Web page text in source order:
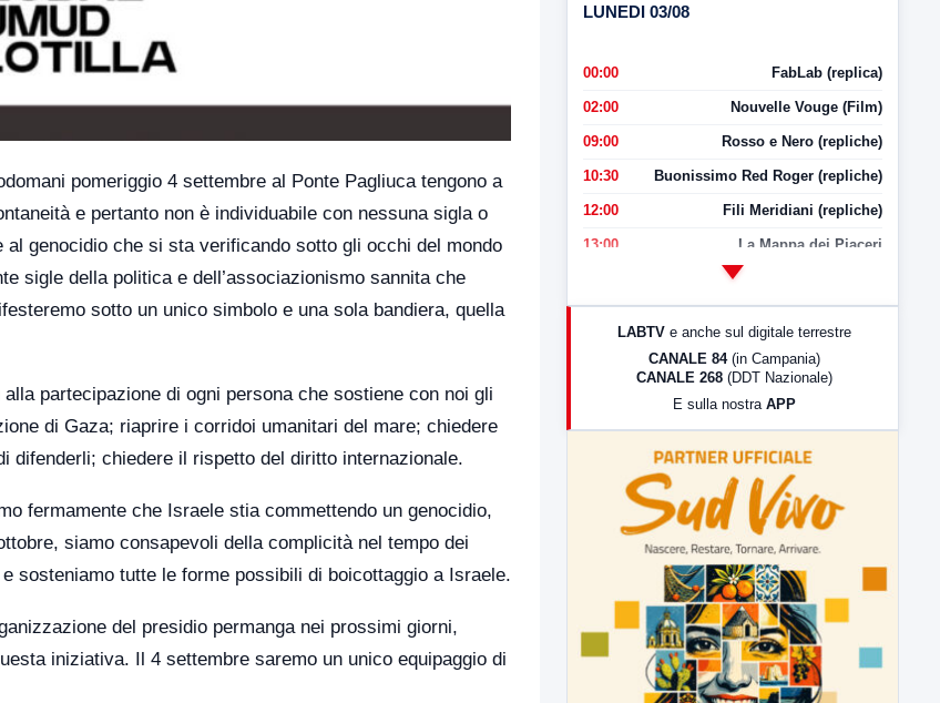
pomeriggio 4 settembre al Ponte Pagliuca tengono a
e pertanto non è individuabile con nessuna sigla o
genocidio che si sta verificando sotto gli occhi del mondo
sigle della politica e dell’associazionismo sannita che
sotto un unico simbolo e una sola bandiera, quella
partecipazione di ogni persona che sostiene con noi gli
di Gaza; riaprire i corridoi umanitari del mare; chiedere
difenderli; chiedere il rispetto del diritto internazionale.
fermamente che Israele stia commettendo un genocidio,
siamo consapevoli della complicità nel tempo dei
sosteniamo tutte le forme possibili di boicottaggio a Israele.
del presidio permanga nei prossimi giorni,
iniziativa. Il 4 settembre saremo un unico equipaggio di
LUNEDI 03/08
00:00 FabLab (replica)
02:00 Nouvelle Vouge (Film)
09:00 Rosso e Nero (repliche)
10:30 Buonissimo Red Roger (repliche)
12:00 Fili Meridiani (repliche)
13:00 La Mappa dei Piaceri
LabNews (Diretta)
LabNews (replica)
LABTV e anche sul digitale terrestre
CANALE 84 (in Campania)
CANALE 268 (DDT Nazionale)
E sulla nostra APP